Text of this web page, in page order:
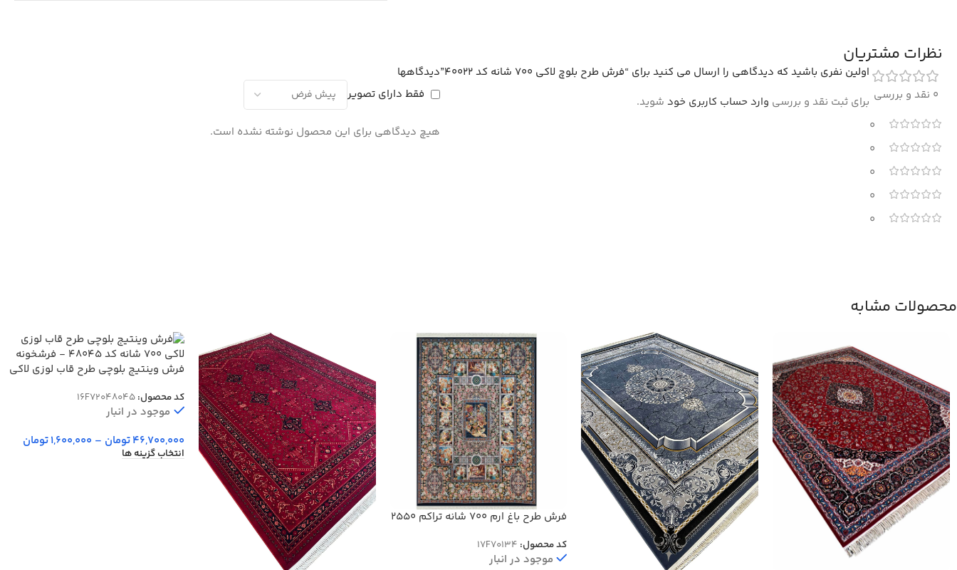
نظرات مشتریان
0 نقد و بررسی
0
0
0
0
0
دیدگاهها
فقط دارای تصویر
هیچ دیدگاهی برای این محصول نوشته نشده است.
اولین نفری باشید که دیدگاهی را ارسال می کنید برای “فرش طرح بلوچ لاکی 700 شانه کد 40022”
برای ثبت نقد و بررسی وارد حساب کاربری خود شوید.
محصولات مشابه
فرش طرح باغ ارم 700 شانه تراکم 2550
کد محصول: 17F70134
موجود در انبار
فرش وینتیج بلوچی طرح قاب لوزی لاکی
کد محصول:16F72048045
موجود در انبار
46,700,000تومان –
1,600,000تومان
انتخاب گزینه ها